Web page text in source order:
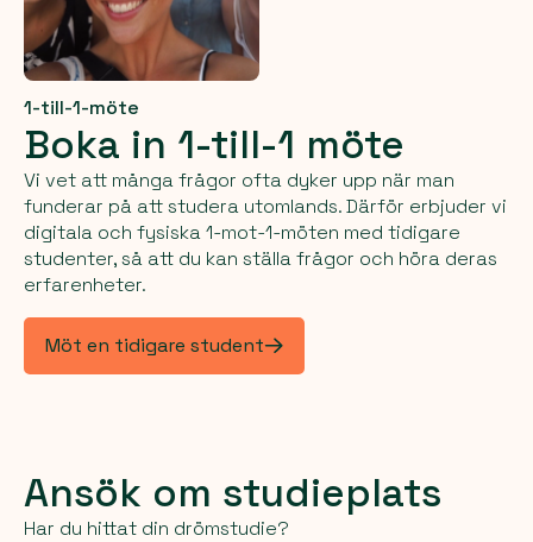
1-till-1-möte
Boka in 1-till-1 möte
Vi vet att många frågor ofta dyker upp när man
funderar på att studera utomlands. Därför erbjuder vi
digitala och fysiska 1-mot-1-möten med tidigare
studenter, så att du kan ställa frågor och höra deras
erfarenheter.
Möt en tidigare student
Ansök om studieplats
Har du hittat din drömstudie?